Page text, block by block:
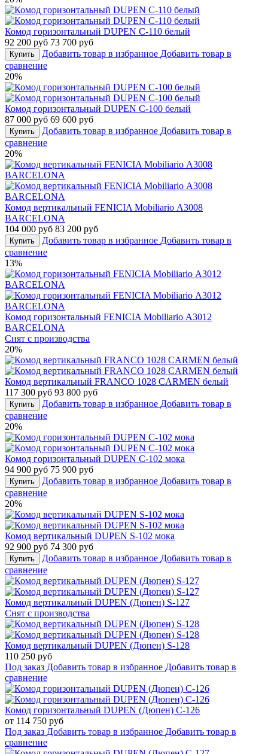
Комод горизонтальный DUPEN C-110 белый
92 200 руб 73 700 руб
Купить Добавить товар в избранное Добавить товар в
сравнение
20%
Комод горизонтальный DUPEN C-100 белый
87 000 руб 69 600 руб
Купить Добавить товар в избранное Добавить товар в
сравнение
20%
Комод вертикальный FENICIA Mobiliario А3008
BARCELONA
104 000 руб 83 200 руб
Купить Добавить товар в избранное Добавить товар в
сравнение
13%
Комод горизонтальный FENICIA Mobiliario А3012
BARCELONA
Снят с производства
20%
Комод вертикальный FRANCO 1028 CARMEN белый
117 300 руб 93 800 руб
Купить Добавить товар в избранное Добавить товар в
сравнение
20%
Комод горизонтальный DUPEN С-102 мока
94 900 руб 75 900 руб
Купить Добавить товар в избранное Добавить товар в
сравнение
20%
Комод вертикальный DUPEN S-102 мока
92 900 руб 74 300 руб
Купить Добавить товар в избранное Добавить товар в
сравнение
Комод вертикальный DUPEN (Дюпен) S-127
Снят с производства
Комод вертикальный DUPEN (Дюпен) S-128
110 250 руб
Под заказ Добавить товар в избранное Добавить товар в
сравнение
Комод горизонтальный DUPEN (Дюпен) С-126
от 114 750 руб
Под заказ Добавить товар в избранное Добавить товар в
сравнение